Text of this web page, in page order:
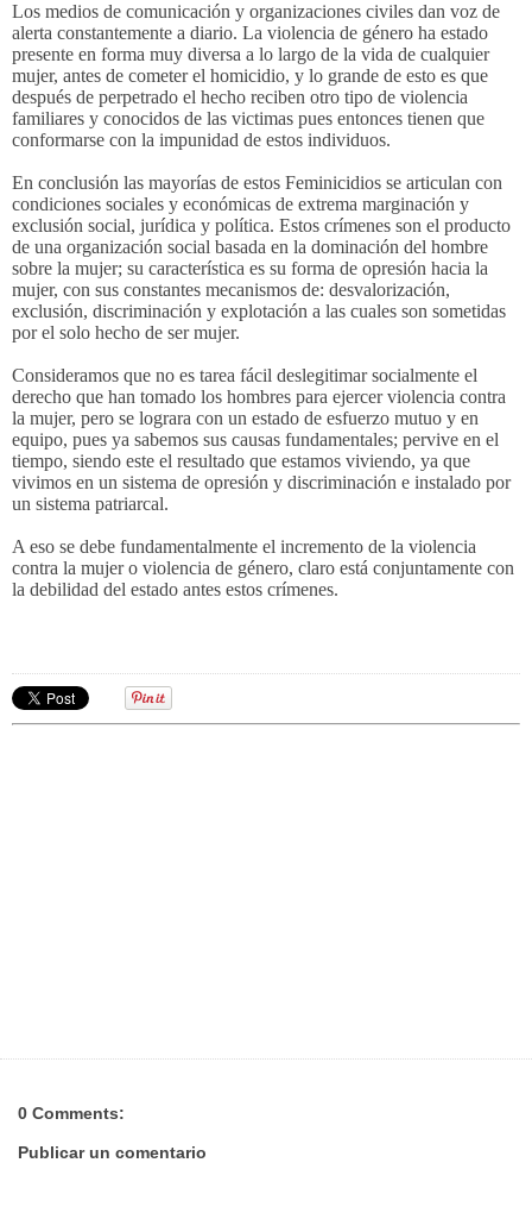
Los medios de comunicación y organizaciones civiles dan voz de
alerta constantemente a diario. La violencia de género ha estado
presente en forma muy diversa a lo largo de la vida de cualquier
mujer, antes de cometer el homicidio, y lo grande de esto es que
después de perpetrado el hecho reciben otro tipo de violencia
familiares y conocidos de las victimas pues entonces tienen que
conformarse con la impunidad de estos individuos.
En conclusión las mayorías de estos Feminicidios se articulan con
condiciones sociales y económicas de extrema marginación y
exclusión social, jurídica y política. Estos crímenes son el producto
de una organización social basada en la dominación del hombre
sobre la mujer; su característica es su forma de opresión hacia la
mujer, con sus constantes mecanismos de: desvalorización,
exclusión, discriminación y explotación a las cuales son sometidas
por el solo hecho de ser mujer.
Consideramos que no es tarea fácil deslegitimar socialmente el
derecho que han tomado los hombres para ejercer violencia contra
la mujer, pero se lograra con un estado de esfuerzo mutuo y en
equipo, pues ya sabemos sus causas fundamentales; pervive en el
tiempo, siendo este el resultado que estamos viviendo, ya que
vivimos en un sistema de opresión y discriminación e instalado por
un sistema patriarcal.
A eso se debe fundamentalmente el incremento de la violencia
contra la mujer o violencia de género, claro está conjuntamente con
la debilidad del estado antes estos crímenes.
0 Comments:
Publicar un comentario